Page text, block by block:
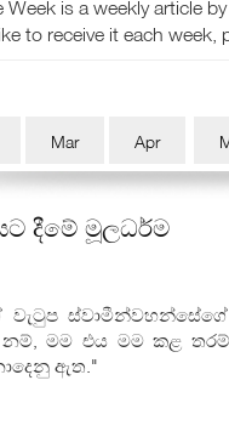
Week is a weekly article
to receive it each week,
Mar Apr
දීමේ මූලධර්ම
වැටුප
නම්, මම එය මම කළ
ඇත."